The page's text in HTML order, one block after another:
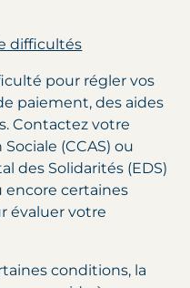
difficultés
pour régler vos
paiement, des aides
Contactez votre
(CCAS) ou
des Solidarités (EDS)
encore certaines
évaluer votre
conditions, la